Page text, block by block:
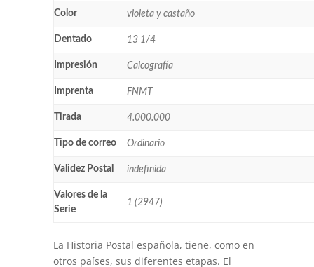
Color violeta y castaño
Dentado 13 1/4
Impresión Calcografía
Imprenta FNMT
Tirada 4.000.000
Tipo de correo Ordinario
Validez Postal indefinida
Valores de la
Serie
1 (2947)
La Historia Postal española, tiene, como en
otros países, sus diferentes etapas. El